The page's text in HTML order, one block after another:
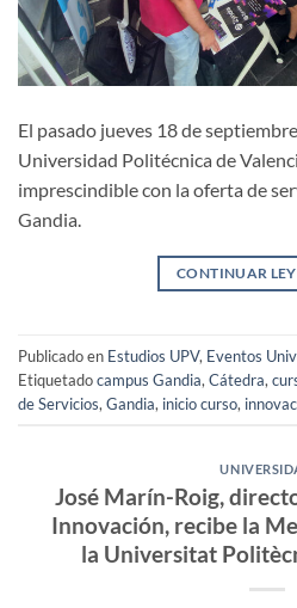
El pasado jueves 18 de
Universidad Politécnica de
imprescindible con la oferta de
Gandia.
CONTINUAR
Publicado en Estudios UPV, Eventos
Etiquetadocampus Gandia, Cátedra,
de Servicios, Gandia, inicio curso,
José Marín-Roig,
Innovación, recibe la
la Universitat